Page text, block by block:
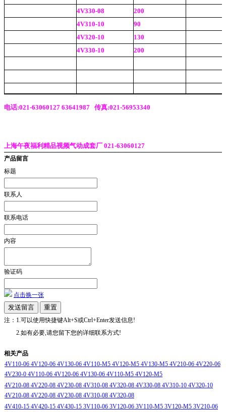
4V330-08
200
4V310-10
90
4V320-10
130
4V330-10
200
电话:021-63060127 63641987 传真:021-56953340
上海午夜福利精品视频气动成套厂 021-63060127
产品留言
标题
联系人
联系电话
内容
验证码
点击换一张
注：1.可以使用快捷键Alt+S或Ctrl+Enter发送信息!
2.如有必要,请您留下您的详细联系方式!
相关产品
4V110-06 4V120-06 4V130-06 4V110-M5 4V120-M5 4V130-M5 4V210-06 4V220-06
4V230-0 4V110-06 4V120-06 4V130-06 4V110-M5 4V120-M5
4V210-08 4V220-08 4V230-08 4V310-08 4V320-08 4V330-08 4V310-10 4V320-10
4V210-08 4V220-08 4V230-08 4V310-08 4V320-08
4V410-15 4V420-15 4V430-15 3V110-06 3V120-06 3V110-M5 3V120-M5 3V210-06